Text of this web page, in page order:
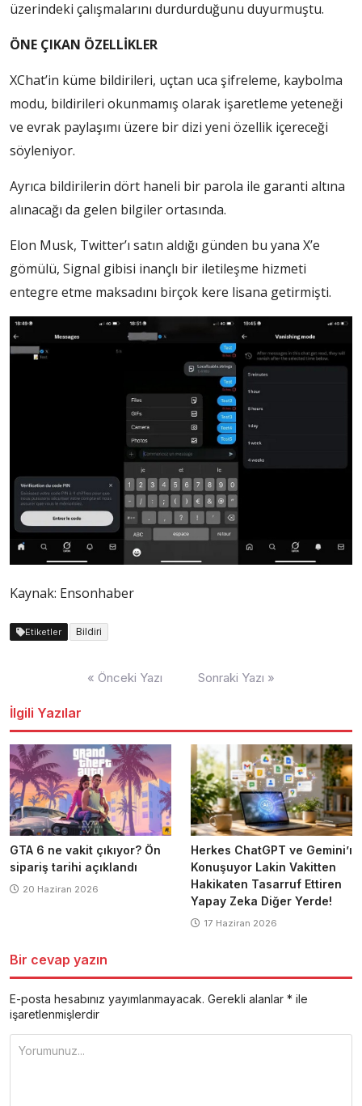
üzerindeki çalışmalarını durdurduğunu duyurmuştu.
ÖNE ÇIKAN ÖZELLİKLER
XChat’in küme bildirileri, uçtan uca şifreleme, kaybolma
modu, bildirileri okunmamış olarak işaretleme yeteneği
ve evrak paylaşımı üzere bir dizi yeni özellik içereceği
söyleniyor.
Ayrıca bildirilerin dört haneli bir parola ile garanti altına
alınacağı da gelen bilgiler ortasında.
Elon Musk, Twitter’ı satın aldığı günden bu yana X’e
gömülü, Signal gibisi inançlı bir iletileşme hizmeti
entegre etme maksadını birçok kere lisana getirmişti.
Kaynak: Ensonhaber
Etiketler Bildiri
« Önceki Yazı Sonraki Yazı »
İlgili Yazılar
GTA 6 ne vakit çıkıyor? Ön
sipariş tarihi açıklandı
20 Haziran 2026
Herkes ChatGPT ve Gemini’ı
Konuşuyor Lakin Vakitten
Hakikaten Tasarruf Ettiren
Yapay Zeka Diğer Yerde!
17 Haziran 2026
Bir cevap yazın
E-posta hesabınız yayımlanmayacak. Gerekli alanlar * ile
işaretlenmişlerdir